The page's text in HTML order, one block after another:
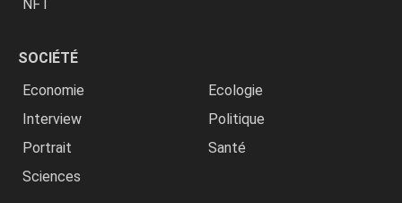
NFT
SOCIÉTÉ
Economie
Ecologie
Interview
Politique
Portrait
Santé
Sciences